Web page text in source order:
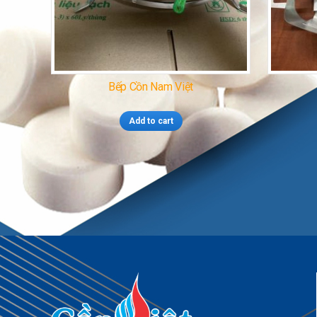
Bếp Cồn Nam Việt
Add to cart